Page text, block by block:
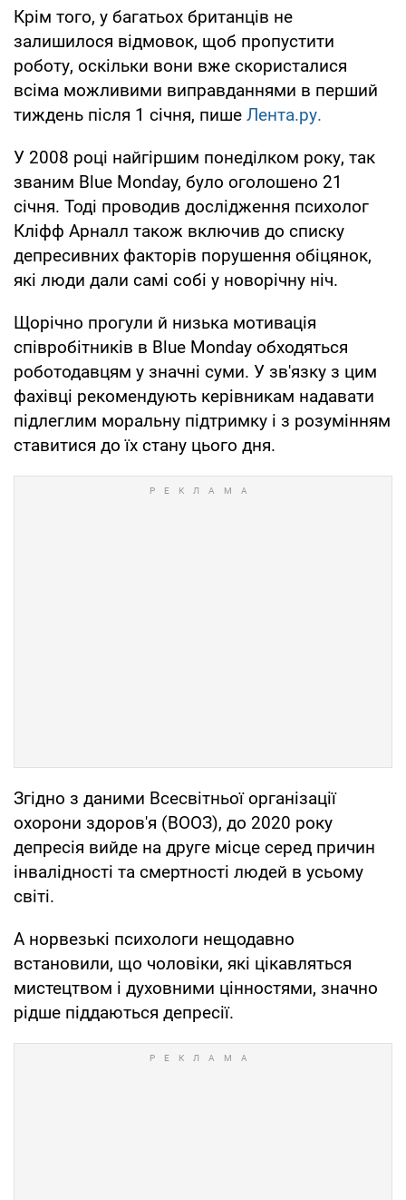
Крім того, у багатьох британців не
залишилося відмовок, щоб пропустити
роботу, оскільки вони вже скористалися
всіма можливими виправданнями в перший
тиждень після 1 січня, пише Лента.ру.
У 2008 році найгіршим понеділком року, так
званим Blue Monday, було оголошено 21
січня. Тоді проводив дослідження психолог
Кліфф Арналл також включив до списку
депресивних факторів порушення обіцянок,
які люди дали самі собі у новорічну ніч.
Щорічно прогули й низька мотивація
співробітників в Blue Monday обходяться
роботодавцям у значні суми. У зв'язку з цим
фахівці рекомендують керівникам надавати
підлеглим моральну підтримку і з розумінням
ставитися до їх стану цього дня.
Згідно з даними Всесвітньої організації
охорони здоров'я (ВООЗ), до 2020 року
депресія вийде на друге місце серед причин
інвалідності та смертності людей в усьому
світі.
А норвезькі психологи нещодавно
встановили, що чоловіки, які цікавляться
мистецтвом і духовними цінностями, значно
рідше піддаються депресії.